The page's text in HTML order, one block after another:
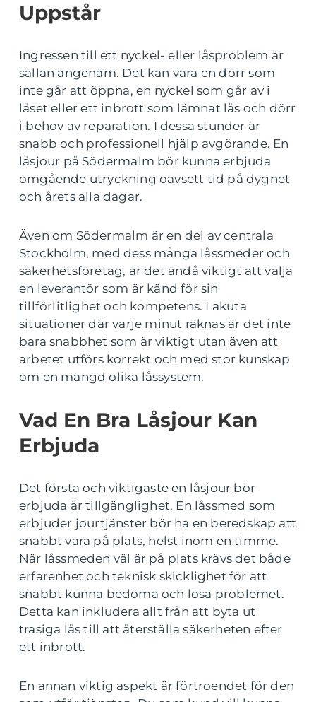
Uppstår
Ingressen till ett nyckel- eller låsproblem är
sällan angenäm. Det kan vara en dörr som
inte går att öppna, en nyckel som går av i
låset eller ett inbrott som lämnat lås och dörr
i behov av reparation. I dessa stunder är
snabb och professionell hjälp avgörande. En
låsjour på Södermalm bör kunna erbjuda
omgående utryckning oavsett tid på dygnet
och årets alla dagar.
Även om Södermalm är en del av centrala
Stockholm, med dess många låssmeder och
säkerhetsföretag, är det ändå viktigt att välja
en leverantör som är känd för sin
tillförlitlighet och kompetens. I akuta
situationer där varje minut räknas är det inte
bara snabbhet som är viktigt utan även att
arbetet utförs korrekt och med stor kunskap
om en mängd olika låssystem.
Vad En Bra Låsjour Kan
Erbjuda
Det första och viktigaste en låsjour bör
erbjuda är tillgänglighet. En låssmed som
erbjuder jourtjänster bör ha en beredskap att
snabbt vara på plats, helst inom en timme.
När låssmeden väl är på plats krävs det både
erfarenhet och teknisk skicklighet för att
snabbt kunna bedöma och lösa problemet.
Detta kan inkludera allt från att byta ut
trasiga lås till att återställa säkerheten efter
ett inbrott.
En annan viktig aspekt är förtroendet för den